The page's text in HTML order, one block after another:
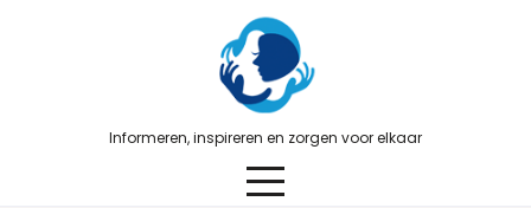
Informeren, inspireren en zorgen voor elkaar